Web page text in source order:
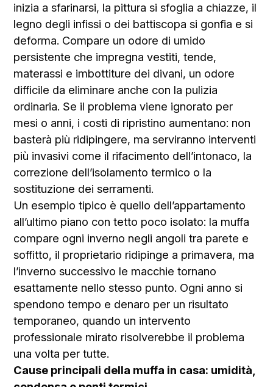
inizia a sfarinarsi, la pittura si sfoglia a chiazze, il
legno degli infissi o dei battiscopa si gonfia e si
deforma. Compare un odore di umido
persistente che impregna vestiti, tende,
materassi e imbottiture dei divani, un odore
difficile da eliminare anche con la pulizia
ordinaria. Se il problema viene ignorato per
mesi o anni, i costi di ripristino aumentano: non
basterà più ridipingere, ma serviranno interventi
più invasivi come il rifacimento dell’intonaco, la
correzione dell’isolamento termico o la
sostituzione dei serramenti.
Un esempio tipico è quello dell’appartamento
all’ultimo piano con tetto poco isolato: la muffa
compare ogni inverno negli angoli tra parete e
soffitto, il proprietario ridipinge a primavera, ma
l’inverno successivo le macchie tornano
esattamente nello stesso punto. Ogni anno si
spendono tempo e denaro per un risultato
temporaneo, quando un intervento
professionale mirato risolverebbe il problema
una volta per tutte.
Cause principali della muffa in casa: umidità,